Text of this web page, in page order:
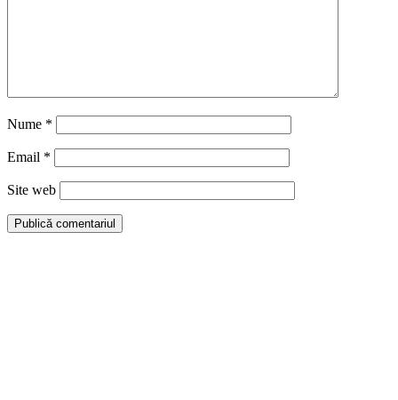
Nume *
Email *
Site web